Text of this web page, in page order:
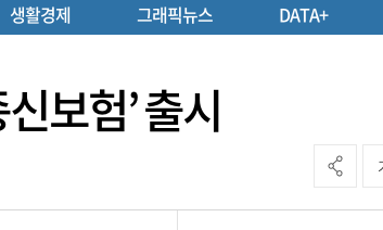
생활경제 그래픽뉴스 DATA+
보험’ 출시